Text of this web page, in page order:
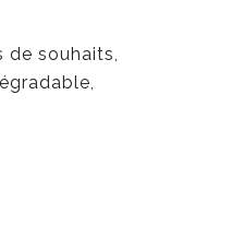
de souhaits,
,